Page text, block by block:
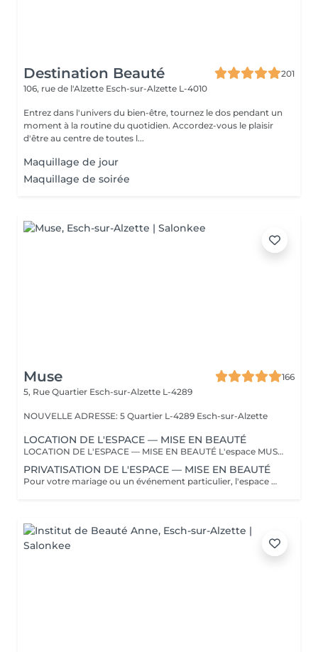
Destination Beauté
201
106, rue de l'Alzette Esch-sur-Alzette L-4010
Entrez dans l'univers du bien-être, tournez le dos pendant un
moment à la routine du quotidien. Accordez-vous le plaisir
d'être au centre de toutes l...
Maquillage de jour
Maquillage de soirée
Muse
166
5, Rue Quartier Esch-sur-Alzette L-4289
NOUVELLE ADRESSE: 5 Quartier L-4289 Esch-sur-Alzette
LOCATION DE L'ESPACE — MISE EN BEAUTÉ
LOCATION DE L'ESPACE — MISE EN BEAUTÉ L'espace MUSE peut être mis à disposition pour votre préparation beauté à l'occasion d'un mariage ou de tout autre événement. La réservation comprend uniquement la mise à disposition de l'espace. Les prestations de coiffure et de maquillage ne sont pas incluses et sont réalisées par vos propres prestataires extérieurs. Pour chaque réservation, sont autorisés au maximum : * 1 prestataire coiffure * 1 prestataire maquillage Les prestataires présents doivent obligatoirement être communiqués et identifiés au moment de la réservation. Toute autre personne ou tout prestataire supplémentaire devra faire l'objet d'un accord préalable. La location est prévue pour une durée minimale de 2 heures. Toute durée supplémentaire au-delà du créneau réservé sera facturée. Important : la location de l'espace n'inclut pas sa privatisation. MUSE reste en activité et d'autres clientes peuvent être présentes pendant votre créneau.
PRIVATISATION DE L'ESPACE — MISE EN BEAUTÉ
Pour votre mariage ou un événement particulier, l'espace MUSE peut être entièrement privatisé afin de profiter de votre préparation en toute intimité. Pendant toute la durée de votre réservation, l'espace vous est exclusivement réservé et aucune autre cliente ne sera accueillie. La privatisation comprend uniquement la mise à disposition du lieu. Les prestations de coiffure et de maquillage sont réalisées par vos propres prestataires extérieurs. Sont autorisés au maximum : * 2 prestataire coiffure * 2 prestataire maquillage Les prestataires présents doivent être communiqués et identifiés à l'avance. Pour le confort de chacun et afin de préserver l'espace, la capacité est limitée à 8 personnes maximum, prestataires compris. Une capacité supérieure peut être envisagée selon la formule choisie et sur demande préalable. La privatisation est proposée pour une durée minimale de 3 heures. Toute durée supplémentaire au-delà du créneau réservé sera facturée.